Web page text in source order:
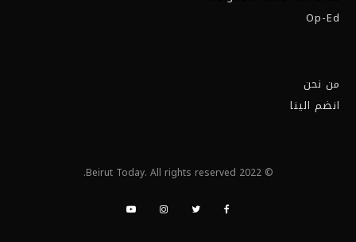
Op-Ed
من نحن
انضم الينا
© 2022 Beirut Today. All rights reserved.